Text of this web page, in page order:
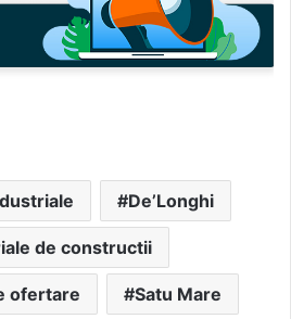
De’Longhi
de constructii
ofertare Satu Mare